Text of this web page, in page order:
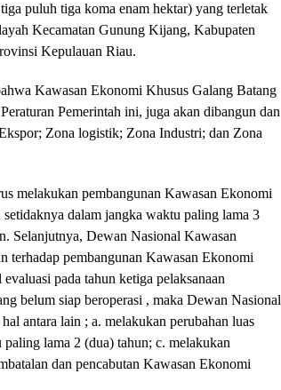
puluh tiga koma enam hektar) yang terletak
Kecamatan Gunung Kijang, Kabupaten
Kepulauan Riau.
Kawasan Ekonomi Khusus Galang Batang
Pemerintah ini, juga akan dibangun dan
Zona logistik; Zona Industri; dan Zona
melakukan pembangunan Kawasan Ekonomi
dalam jangka waktu paling lama 3
Selanjutnya, Dewan Nasional Kawasan
terhadap pembangunan Kawasan Ekonomi
pada tahun ketiga pelaksanaan
belum siap beroperasi , maka Dewan Nasional
antara lain ; a. melakukan perubahan luas
lama 2 (dua) tahun; c. melakukan
dan pencabutan Kawasan Ekonomi